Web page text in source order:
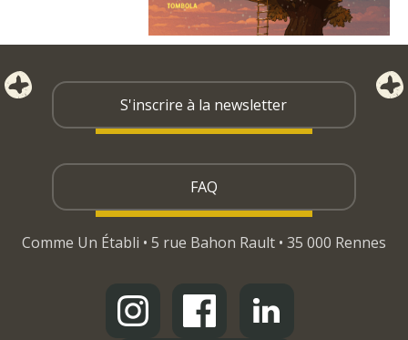
S'inscrire à la newsletter
FAQ
Comme Un Établi • 5 rue Bahon Rault • 35 000 Rennes